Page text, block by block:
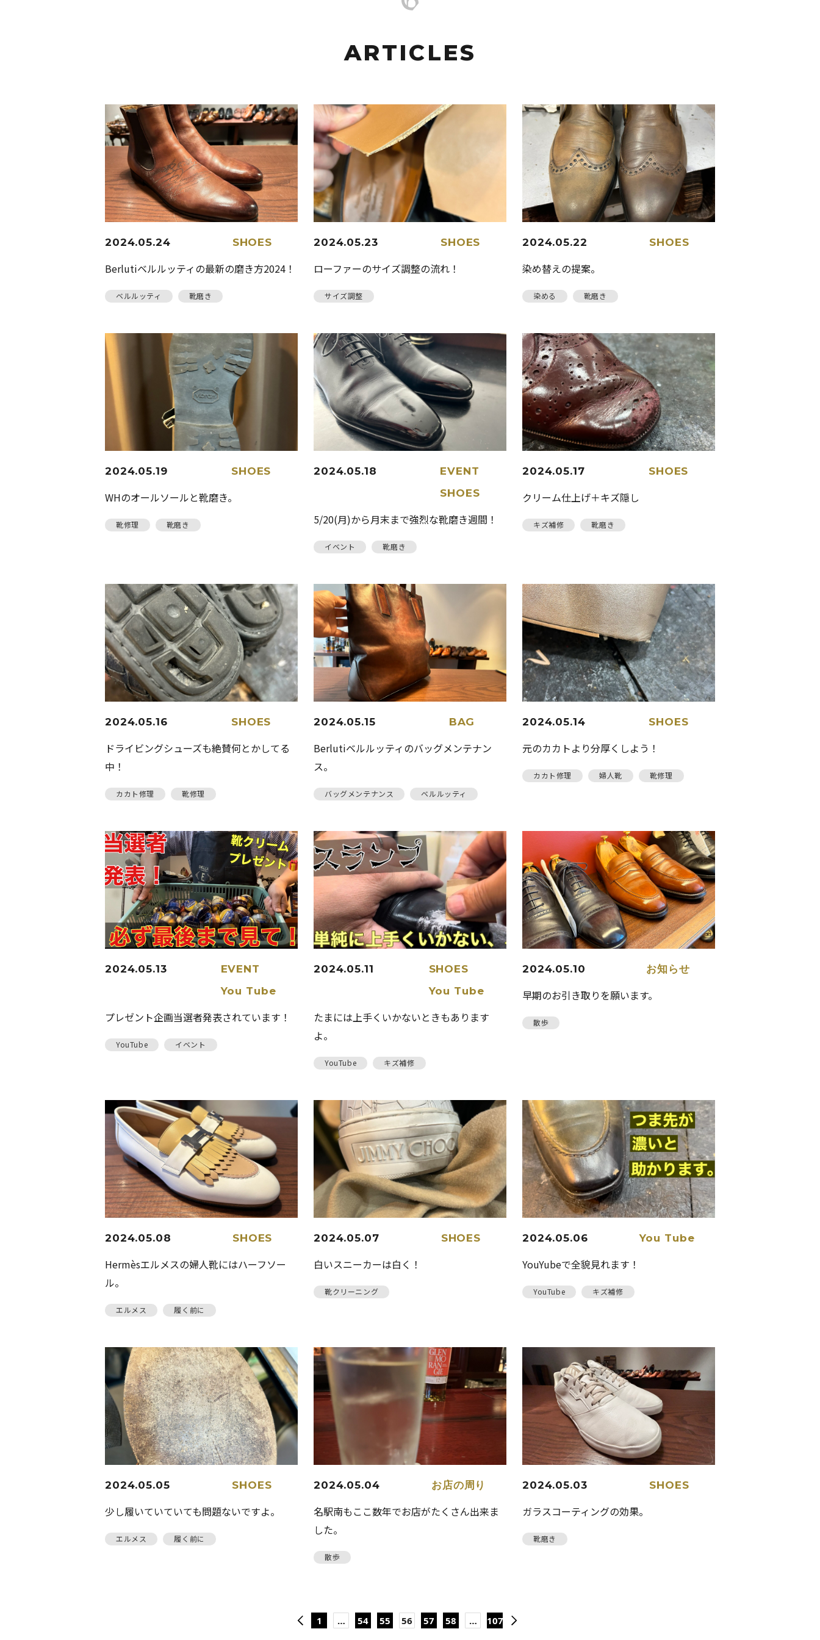
ARTICLES
2024.05.24 SHOES
Berlutiベルルッティの最新の磨き方2024！
ベルルッティ 靴磨き
2024.05.23 SHOES
ローファーのサイズ調整の流れ！
サイズ調整
2024.05.22 SHOES
染め替えの提案。
染める 靴磨き
2024.05.19 SHOES
WHのオールソールと靴磨き。
靴修理 靴磨き
2024.05.18
EVENT
SHOES
5/20(月)から月末まで強烈な靴磨き週間！
イベント 靴磨き
2024.05.17 SHOES
クリーム仕上げ＋キズ隠し
キズ補修 靴磨き
2024.05.16 SHOES
ドライビングシューズも絶賛何とかしてる
中！
カカト修理 靴修理
2024.05.15 BAG
Berlutiベルルッティのバッグメンテナン
ス。
バッグメンテナンス ベルルッティ
2024.05.14 SHOES
元のカカトより分厚くしよう！
カカト修理 婦人靴 靴修理
2024.05.13
EVENT
You Tube
プレゼント企画当選者発表されています！
YouTube イベント
2024.05.11
SHOES
You Tube
たまには上手くいかないときもあります
よ。
YouTube キズ補修
2024.05.10 お知らせ
早期のお引き取りを願います。
散歩
2024.05.08 SHOES
Hermèsエルメスの婦人靴にはハーフソー
ル。
エルメス 履く前に
2024.05.07 SHOES
白いスニーカーは白く！
靴クリーニング
2024.05.06 You Tube
YouYubeで全貌見れます！
YouTube キズ補修
2024.05.05 SHOES
少し履いていていても問題ないですよ。
エルメス 履く前に
2024.05.04 お店の周り
名駅南もここ数年でお店がたくさん出来ま
した。
散歩
2024.05.03 SHOES
ガラスコーティングの効果。
靴磨き
1 … 54 55 56 57 58 … 107